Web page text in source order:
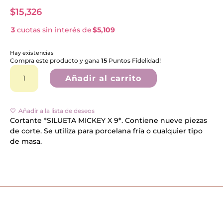
$15,326
3 cuotas sin interés de$5,109
Hay existencias
Compra este producto y gana15 Puntos Fidelidad!
Cortante
*SILUETA
X
cantidad
Añadir al carrito
t
i
Añadir a la lista de deseos
Cortante *SILUETA MICKEY X 9*. Contiene nueve piezas
de corte. Se utiliza para porcelana fría o cualquier tipo
de masa.